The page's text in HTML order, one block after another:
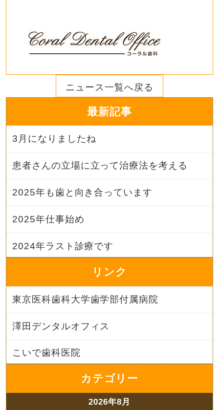
ニュース一覧へ戻る
最新記事
3月になりましたね
患者さんの立場に立って治療法を考える
2025年も歯と向き合っています
2025年仕事始め
2024年ラスト診療です
リンク
東京医科歯科大学歯学部付属病院
澤田デンタルオフィス
こいで歯科医院
カテゴリー
2026年8月